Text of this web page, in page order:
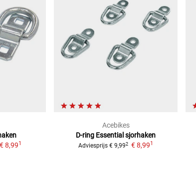
€ 8,991
Acebikes
D-ring Essential sjorhaken
Adviesprijs € 9,992 € 8,991